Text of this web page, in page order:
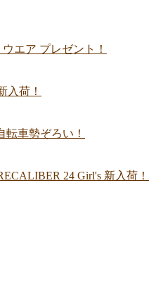
エア プレゼント！
入荷！
車勢ぞろい！
24 Girl's 新入荷！